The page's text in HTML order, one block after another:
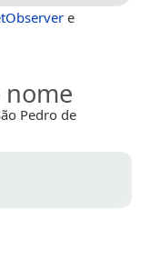
e
nome
Pedro de